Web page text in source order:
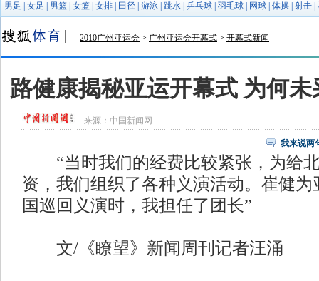
男足 女足 男篮 女篮 女排 田径 游泳 跳水 乒乓球 羽毛球 网球 体操 射击
2010广州亚运会 > 广州亚运会开幕式 > 开幕式新闻
路健康揭秘亚运开幕式 为何未
来源： 中国新闻网
我来说两
“当时我们的经费比较紧张，为给北
资，我们组织了各种义演活动。崔健为
国巡回义演时，我担任了团长”
文/《瞭望》新闻周刊记者汪涌